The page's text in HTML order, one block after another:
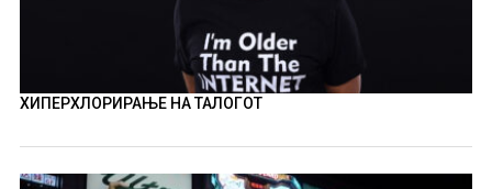
ХИПЕРХЛОРИРАЊЕ НА ТАЛОГОТ